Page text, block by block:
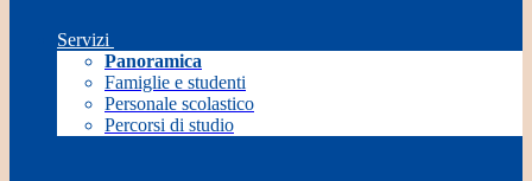
Servizi
Panoramica
Famiglie e studenti
Personale scolastico
Percorsi di studio